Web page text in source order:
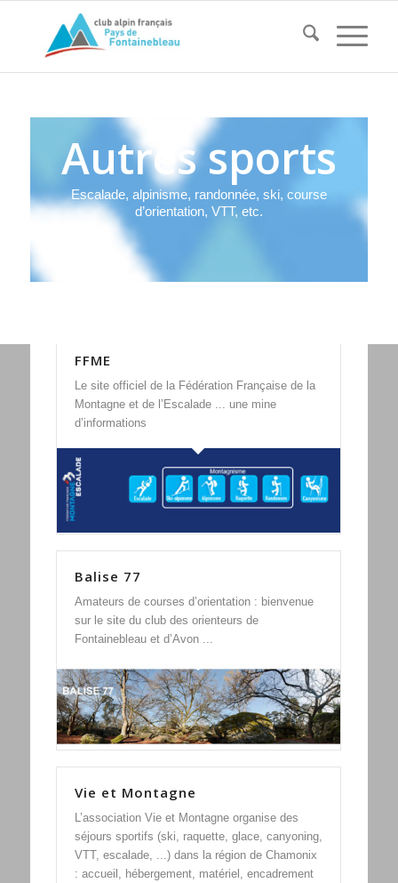
Autres sports
Escalade, alpinisme, randonnée, ski, course
d’orientation, VTT, etc.
FFME
Le site officiel de la Fédération Française de la
Montagne et de l’Escalade ... une mine
d’informations
Balise 77
Amateurs de courses d’orientation : bienvenue
sur le site du club des orienteurs de
Fontainebleau et d’Avon ...
Vie et Montagne
L’association Vie et Montagne organise des
séjours sportifs (ski, raquette, glace, canyoning,
VTT, escalade, ...) dans la région de Chamonix
: accueil, hébergement, matériel, encadrement